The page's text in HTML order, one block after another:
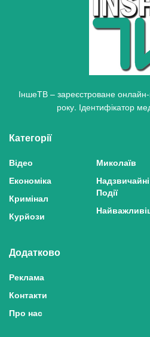
ІншеТВ – зареєстроване
року. Ідентифікатор
Категорії
Відео
Економіка
Кримінал
Курйози
Миколаїв
Надзвичайні
Події
Додатково
Реклама
Контакти
Про нас